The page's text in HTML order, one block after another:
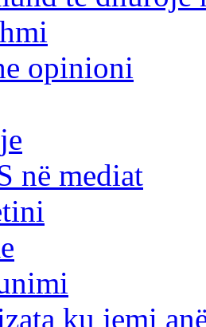
opinioni
në mediat
ku jemi